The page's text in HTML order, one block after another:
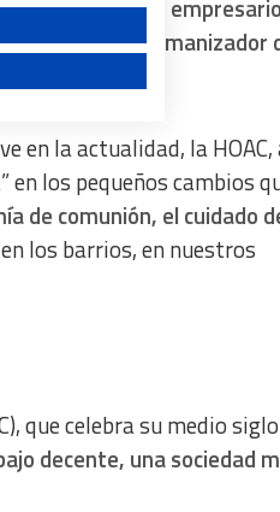
gobiernos,
humano y humanizador
en la actualidad, la HOAC,
los pequeños cambios
de comunión, el cuidado
los barrios, en nuestros
que celebra su medio
decente, una sociedad